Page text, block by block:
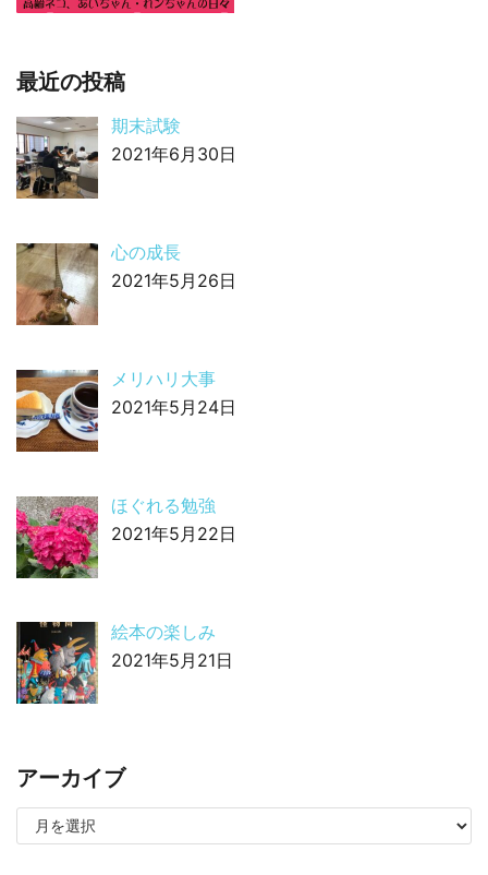
最近の投稿
期末試験
2021年6月30日
心の成長
2021年5月26日
メリハリ大事
2021年5月24日
ほぐれる勉強
2021年5月22日
絵本の楽しみ
2021年5月21日
アーカイブ